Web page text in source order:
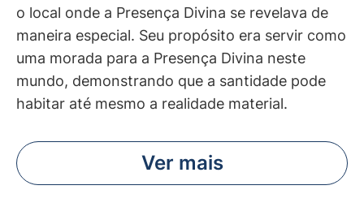
o local onde a Presença Divina se revelava de
maneira especial. Seu propósito era servir como
uma morada para a Presença Divina neste
mundo, demonstrando que a santidade pode
habitar até mesmo a realidade material.
Ver mais